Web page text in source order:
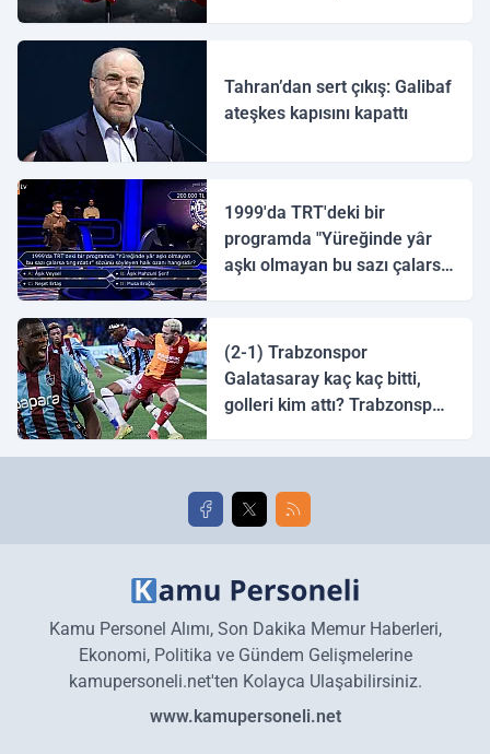
Tahran’dan sert çıkış: Galibaf
ateşkes kapısını kapattı
1999'da TRT'deki bir
programda "Yüreğinde yâr
aşkı olmayan bu sazı çalarsa
(2-1) Trabzonspor
Galatasaray kaç kaç bitti,
golleri kim attı? Trabzonspor
golleri!
Kamu Personel Alımı, Son Dakika Memur Haberleri,
Ekonomi, Politika ve Gündem Gelişmelerine
kamupersoneli.net'ten Kolayca Ulaşabilirsiniz.
www.kamupersoneli.net